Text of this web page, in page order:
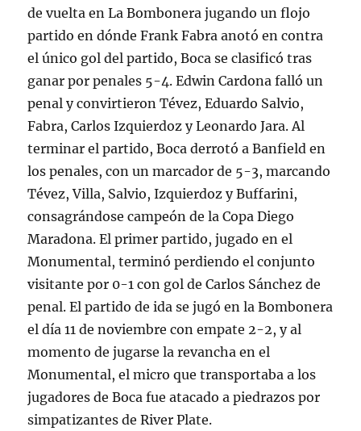
de vuelta en La Bombonera jugando un flojo
partido en dónde Frank Fabra anotó en contra
el único gol del partido, Boca se clasificó tras
ganar por penales 5-4. Edwin Cardona falló un
penal y convirtieron Tévez, Eduardo Salvio,
Fabra, Carlos Izquierdoz y Leonardo Jara. Al
terminar el partido, Boca derrotó a Banfield en
los penales, con un marcador de 5-3, marcando
Tévez, Villa, Salvio, Izquierdoz y Buffarini,
consagrándose campeón de la Copa Diego
Maradona. El primer partido, jugado en el
Monumental, terminó perdiendo el conjunto
visitante por 0-1 con gol de Carlos Sánchez de
penal. El partido de ida se jugó en la Bombonera
el día 11 de noviembre con empate 2-2, y al
momento de jugarse la revancha en el
Monumental, el micro que transportaba a los
jugadores de Boca fue atacado a piedrazos por
simpatizantes de River Plate.